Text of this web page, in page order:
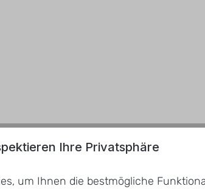
Ihre Privatsphäre
um Ihnen die bestmögliche